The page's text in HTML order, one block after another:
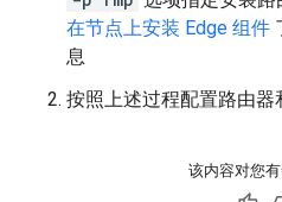
在节点上安装 Edge 组件
息
按照上述过程配置路由器
该内容对您